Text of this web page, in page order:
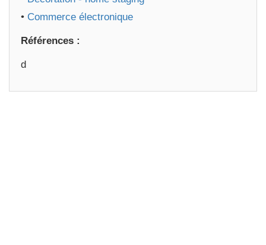
• Commerce électronique
Références :
d